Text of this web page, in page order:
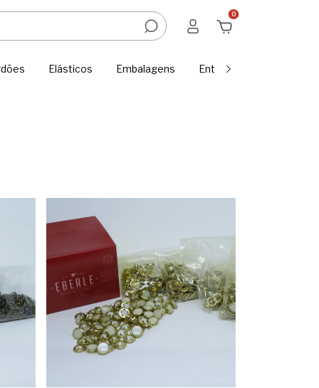
0
Elásticos Embalagens Entretelas e Tecidos